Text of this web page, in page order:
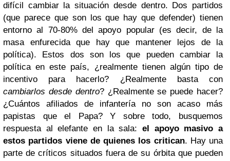
difícil cambiar la situación desde dentro. Dos partidos
(que parece que son los que hay que defender) tienen
entorno al 70-80% del apoyo popular (es decir, de la
masa enfurecida que hay que mantener lejos de la
política). Estos dos son los que pueden cambiar la
política en este país, ¿realmente tienen algún tipo de
incentivo para hacerlo? ¿Realmente basta con
cambiarlos desde dentro? ¿Realmente se puede hacer?
¿Cuántos afiliados de infantería no son acaso más
papistas que el Papa? Y sobre todo, busquemos
respuesta al elefante en la sala: el apoyo masivo a
estos partidos viene de quienes los critican. Hay una
parte de críticos situados fuera de su órbita que pueden